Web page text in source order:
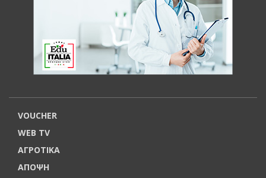
VOUCHER
WEB TV
ΑΓΡΟΤΙΚΑ
ΑΠΟΨΗ